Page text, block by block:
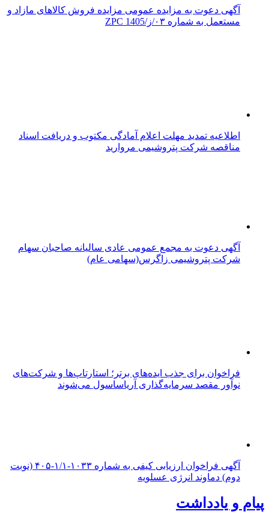
آگهی دعوت به مزایده عمومی مزایده فروش کالاهای مازاد و
مستعمل به شماره ۰۳/ز/ZPC 1405
اطلاعیه تمدید مهلت اعلام آمادگی مکتوب و دریافت اسناد
مناقصه شرکت پتروشیمی مروارید
آگهی دعوت به مجمع عمومی عادی سالیانه صاحبان سهام
شرکت پتروشیمی زاگرس(سهامی عام)
فراخوان برای جذب ایده‌های برتر؛ استارتاپ‌ها و شرکت‌های
نوآور مقصد سرما‌یه‌گذاری آریاساسول می‌شوند
آگهی فراخوان ارزیابی کیفی به شماره ۱۰۳۳-۱/۱-۴۰۵ (نوبت
دوم) دماوند انرژی عسلویه
پیام و یادداشت